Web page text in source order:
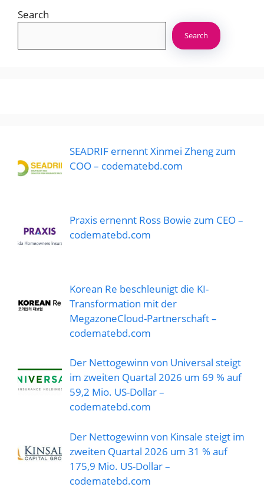
Search
Search
SEADRIF ernennt Xinmei Zheng zum
COO – codematebd.com
Praxis ernennt Ross Bowie zum CEO –
codematebd.com
Korean Re beschleunigt die KI-
Transformation mit der
MegazoneCloud-Partnerschaft –
codematebd.com
Der Nettogewinn von Universal steigt
im zweiten Quartal 2026 um 69 % auf
59,2 Mio. US-Dollar –
codematebd.com
Der Nettogewinn von Kinsale steigt im
zweiten Quartal 2026 um 31 % auf
175,9 Mio. US-Dollar –
codematebd.com